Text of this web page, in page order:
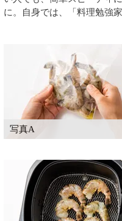
に。自身では、「料理勉強
写真A